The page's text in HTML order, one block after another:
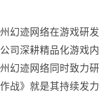
幻迹网络在游戏研发
司深耕精品化游戏内
幻迹网络同时致力研
战》就是其持续发力